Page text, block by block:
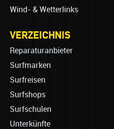
Wind- & Wetterlinks
VERZEICHNIS
Reparaturanbieter
Surfmarken
Surfreisen
Surfshops
Surfschulen
Unterkünfte